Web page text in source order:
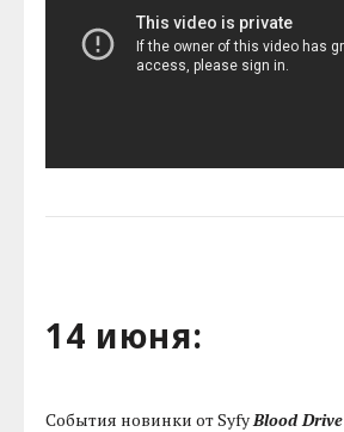
14 июня:
События новинки от Syfy Blood Drive